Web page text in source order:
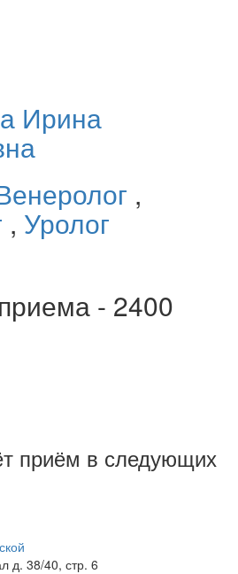
Ирина
,
, Уролог
- 2400
приём в следующих
д. 38/40, стр. 6